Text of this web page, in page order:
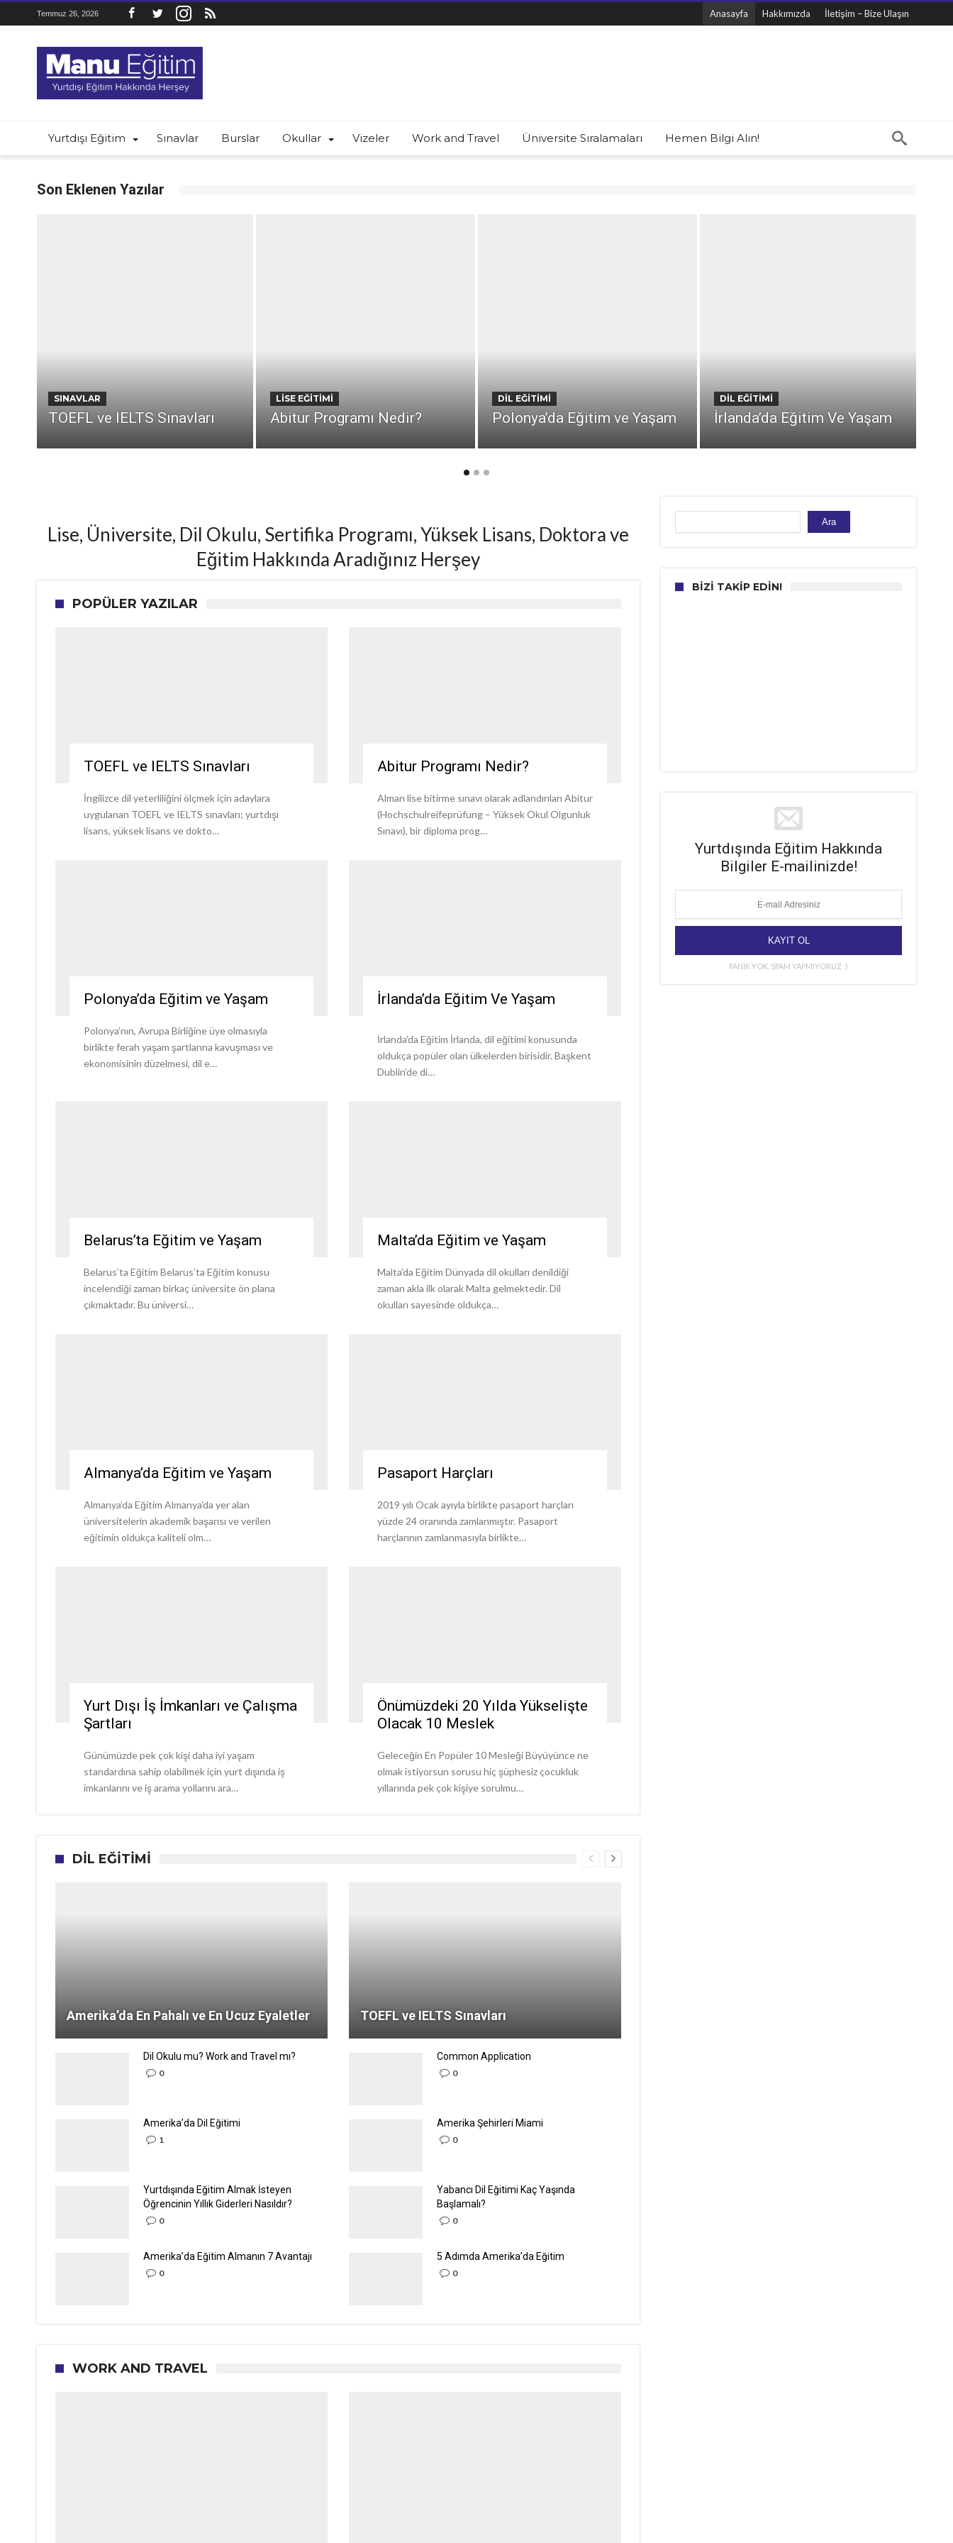
Temmuz 26, 2026 Anasayfa Hakkımızda İletişim – Bize Ulaşın
Yurtdışı Eğitim Sınavlar Burslar Okullar Vizeler Work and Travel Üniversite Sıralamaları Hemen Bilgi Alın!
Son Eklenen Yazılar
SINAVLAR
TOEFL ve IELTS Sınavları
LISE EĞITIMI
Abitur Programı Nedir?
DIL EĞITIMI
Polonya’da Eğitim ve Yaşam
DIL EĞITIMI
İrlanda’da Eğitim Ve Yaşam
Lise, Üniversite, Dil Okulu, Sertifika Programı, Yüksek Lisans, Doktora ve
Eğitim Hakkında Aradığınız Herşey
POPÜLER YAZILAR
TOEFL ve IELTS Sınavları
İngilizce dil yeterliliğini ölçmek için adaylara
uygulanan TOEFL ve IELTS sınavları; yurtdışı
lisans, yüksek lisans ve dokto…
Abitur Programı Nedir?
Alman lise bitirme sınavı olarak adlandırılan Abitur
(Hochschulreifeprüfung – Yüksek Okul Olgunluk
Sınavı), bir diploma prog…
Polonya’da Eğitim ve Yaşam
Polonya’nın, Avrupa Birliğine üye olmasıyla
birlikte ferah yaşam şartlarına kavuşması ve
ekonomisinin düzelmesi, dil e…
İrlanda’da Eğitim Ve Yaşam
İrlanda’da Eğitim İrlanda, dil eğitimi konusunda
oldukça popüler olan ülkelerden birisidir. Başkent
Dublin’de di…
Belarus’ta Eğitim ve Yaşam
Belarus’ta Eğitim Belarus’ta Eğitim konusu
incelendiği zaman birkaç üniversite ön plana
çıkmaktadır. Bu üniversi…
Malta’da Eğitim ve Yaşam
Malta’da Eğitim Dünyada dil okulları denildiği
zaman akla ilk olarak Malta gelmektedir. Dil
okulları sayesinde oldukça…
Almanya’da Eğitim ve Yaşam
Almanya’da Eğitim Almanya’da yer alan
üniversitelerin akademik başarısı ve verilen
eğitimin oldukça kaliteli olm…
Pasaport Harçları
2019 yılı Ocak ayıyla birlikte pasaport harçları
yüzde 24 oranında zamlanmıştır. Pasaport
harçlarının zamlanmasıyla birlikte…
Yurt Dışı İş İmkanları ve Çalışma
Şartları
Günümüzde pek çok kişi daha iyi yaşam
standardına sahip olabilmek için yurt dışında iş
imkanlarını ve iş arama yollarını ara…
Önümüzdeki 20 Yılda Yükselişte
Olacak 10 Meslek
Geleceğin En Popüler 10 Mesleği Büyüyünce ne
olmak istiyorsun sorusu hiç şüphesiz çocukluk
yıllarında pek çok kişiye sorulmu…
DİL EĞİTİMİ
Amerika’da En Pahalı ve En Ucuz Eyaletler TOEFL ve IELTS Sınavları
Dil Okulu mu? Work and Travel mı?
0
Common Application
0
Amerika’da Dil Eğitimi
1
Amerika Şehirleri Miami
0
Yurtdışında Eğitim Almak İsteyen
Öğrencinin Yıllık Giderleri Nasıldır?
0
Yabancı Dil Eğitimi Kaç Yaşında
Başlamalı?
0
Amerika’da Eğitim Almanın 7 Avantajı
0
5 Adımda Amerika’da Eğitim
0
WORK AND TRAVEL
Ara
BIZI TAKIP EDIN!
Yurtdışında Eğitim Hakkında
Bilgiler E-mailinizde!
PANİK YOK. SPAM YAPMIYORUZ :)